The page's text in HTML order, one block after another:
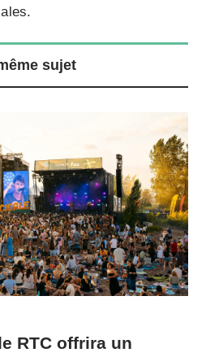
sujet
RTC offrira un